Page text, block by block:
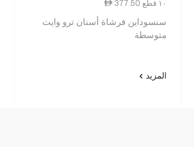
377.50 ١٠ قطع
سنسوداين فرشاة أسنان ترو وايت
متوسطة
المزيد